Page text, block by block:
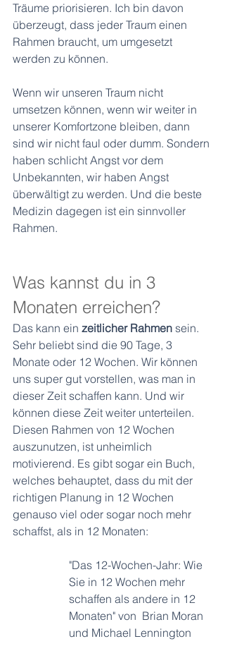
Träume priorisieren. Ich bin davon
überzeugt, dass jeder Traum einen
Rahmen braucht, um umgesetzt
werden zu können.
Wenn wir unseren Traum nicht
umsetzen können, wenn wir weiter in
unserer Komfortzone bleiben, dann
sind wir nicht faul oder dumm. Sondern
haben schlicht Angst vor dem
Unbekannten, wir haben Angst
überwältigt zu werden. Und die beste
Medizin dagegen ist ein sinnvoller
Rahmen.
Was kannst du in 3
Monaten erreichen?
Das kann ein zeitlicher Rahmen sein.
Sehr beliebt sind die 90 Tage, 3
Monate oder 12 Wochen. Wir können
uns super gut vorstellen, was man in
dieser Zeit schaffen kann. Und wir
können diese Zeit weiter unterteilen.
Diesen Rahmen von 12 Wochen
auszunutzen, ist unheimlich
motivierend. Es gibt sogar ein Buch,
welches behauptet, dass du mit der
richtigen Planung in 12 Wochen
genauso viel oder sogar noch mehr
schaffst, als in 12 Monaten:
"Das 12-Wochen-Jahr: Wie
Sie in 12 Wochen mehr
schaffen als andere in 12
Monaten" von Brian Moran
und Michael Lennington